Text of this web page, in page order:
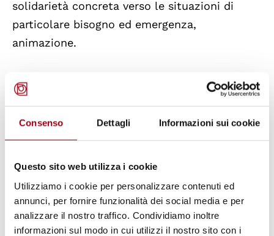
Consenso Dettagli Informazioni sui cookie
Questo sito web utilizza i cookie
Utilizziamo i cookie per personalizzare contenuti ed
annunci, per fornire funzionalità dei social media e per
analizzare il nostro traffico. Condividiamo inoltre
informazioni sul modo in cui utilizzi il nostro sito con i
solidarietà concreta verso le situazioni di
particolare bisogno ed emergenza,
animazione.
Dal 9 al 13 giugno a Rimini si terrà ilcorso di
formazione per volontarie e volontari
con
disponibilità di breve-medio periodo (minimo
La formazione è rivolta esclusivamente a
coloro che sono disponibili per un minimo di
un mese tra giugno e settembre 2026.